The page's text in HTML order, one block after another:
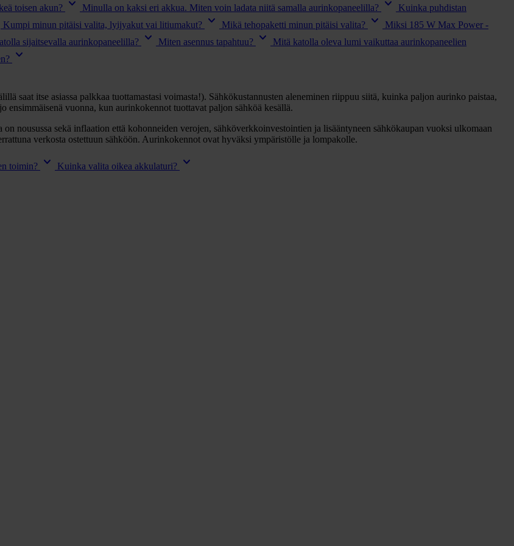
toisen akun? Minulla on kaksi eri akkua. Miten voin ladata niitä samalla aurinkopaneelilla?
Kuinka puhdistan
Kumpi minun pitäisi valita, lyijyakut vai litiumakut? keyboard_arrow_down Mikä tehopaketti minun pitäisi valita? keyboard_arrow_down
Miksi 185 W Max Power -
sijaitsevalla aurinkopaneelilla? keyboard_arrow_down Miten asennus tapahtuu? keyboard_arrow_down
Mitä katolla oleva lumi vaikuttaa aurinkopaneelien
keyboard_arrow_down
saat itse asiassa palkkaa tuottamastasi voimasta!). Sähkökustannusten aleneminen riippuu siitä, kuinka paljon aurinko paistaa,
ensimmäisenä vuonna, kun aurinkokennot tuottavat paljon sähköä kesällä.
nousussa sekä inflaation että kohonneiden verojen, sähköverkkoinvestointien ja lisääntyneen sähkökaupan vuoksi ulkomaan
verkosta ostettuun sähköön. Aurinkokennot ovat hyväksi ympäristölle ja lompakolle.
toimin? keyboard_arrow_down Kuinka valita oikea akkulaturi? keyboard_arrow_down